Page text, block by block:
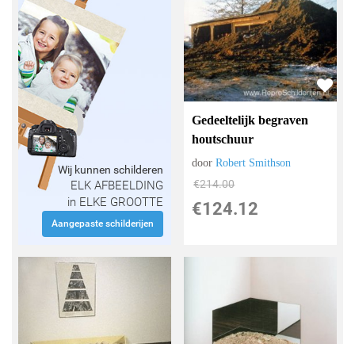
Wij kunnen schilderen
ELK AFBEELDING
in ELKE GROOTTE
Aangepaste schilderijen
Gedeeltelijk begraven
houtschuur
doorRobert Smithson
€214.00
€124.12